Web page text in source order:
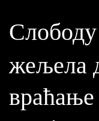
жељела